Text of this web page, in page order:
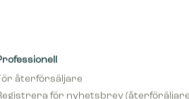
Registrera för nyhetsbrev (återföräljare)